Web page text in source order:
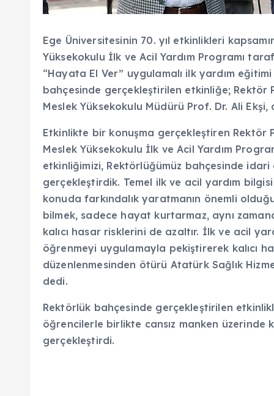
Ege Üniversitesinin 70. yıl etkinlikleri
Yüksekokulu İlk ve Acil Yardım Programı
“Hayata El Ver” uygulamalı ilk yardım
bahçesinde gerçekleştirilen etkinliğe; Rektör
Meslek Yüksekokulu Müdürü Prof. Dr. Ali
Etkinlikte bir konuşma gerçekleştiren Rektör
Meslek Yüksekokulu İlk ve Acil Yardım
etkinliğimizi, Rektörlüğümüz bahçesinde idari
gerçekleştirdik. Temel ilk ve acil yardım
konuda farkındalık yaratmanın önemli
bilmek, sadece hayat kurtarmaz, aynı
kalıcı hasar risklerini de azaltır. İlk ve acil
öğrenmeyi uygulamayla pekiştirerek kalıcı
düzenlenmesinden ötürü Atatürk Sağlık
dedi.
Rektörlük bahçesinde gerçekleştirilen
öğrencilerle birlikte cansız manken üzerinde
gerçekleştirdi.